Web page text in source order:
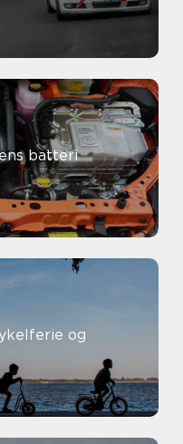
batteri
og